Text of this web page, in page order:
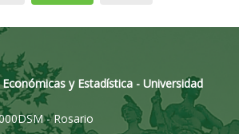
y Estadística - Universidad
- Rosario